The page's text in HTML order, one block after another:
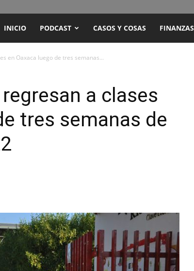
ENCUENTRO
INICIO PODCAST CASOS Y COSAS FINANZAS
en Oaxaca luego de tres semanas...
a clases
tres semanas de